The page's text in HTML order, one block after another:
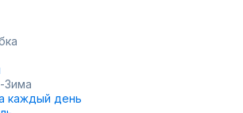
Зима
каждый день